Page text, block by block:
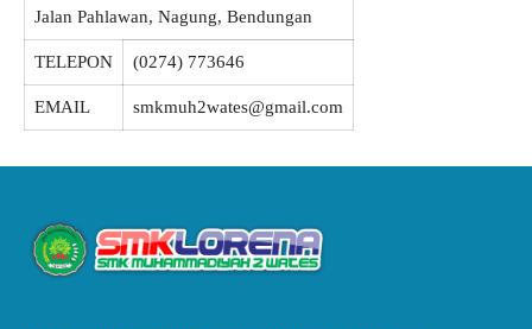
Jalan Pahlawan, Nagung, Bendungan
TELEPON (0274) 773646
EMAIL smkmuh2wates@gmail.com